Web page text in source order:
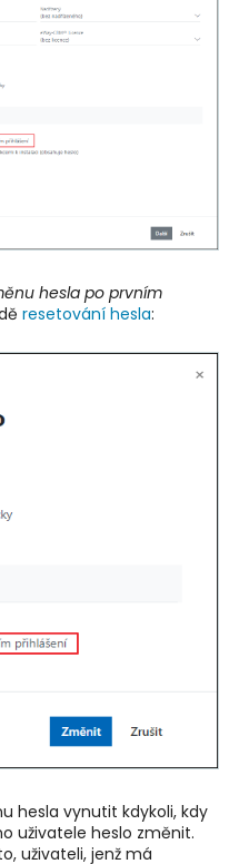
hesla po prvním
resetování hesla:
hesla vynutit kdykoli, kdy
uživatele heslo změnit.
uživateli, jenž má